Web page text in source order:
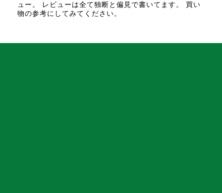
ュー。 レビューは全て独断と偏見で書いてます。 買い
物の参考にしてみてください。